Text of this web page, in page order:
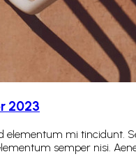
2023
elementum mi tincidunt.
semper nisi.